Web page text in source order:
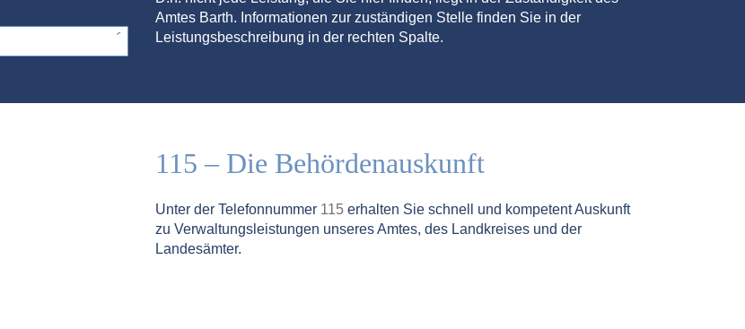
Amtes Barth. Informationen zur zuständigen Stelle finden Sie in der
Leistungsbeschreibung in der rechten Spalte.
115 – Die Behördenauskunft
Unter der Telefonnummer 115 erhalten Sie schnell und kompetent Auskunft
zu Verwaltungsleistungen unseres Amtes, des Landkreises und der
Landesämter.